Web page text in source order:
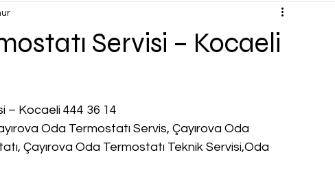
Servisi – Kocaeli
– Kocaeli 444 36 14
Oda Termostatı Servis, Çayırova Oda
Çayırova Oda Termostatı Teknik Servisi,Oda